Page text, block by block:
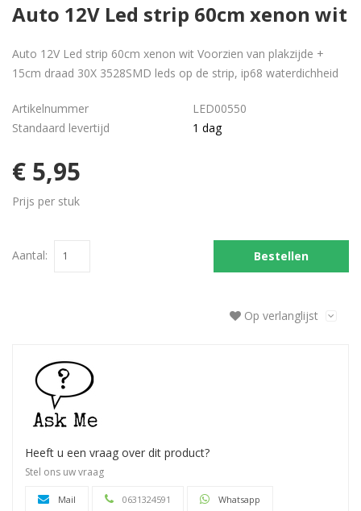
Auto 12V Led strip 60cm xenon wit
Auto 12V Led strip 60cm xenon wit Voorzien van plakzijde +
15cm draad 30X 3528SMD leds op de strip, ip68 waterdichheid
Artikelnummer
LED00550
Standaard levertijd
1 dag
€ 5,95
Prijs per stuk
Aantal: Bestellen
Op verlanglijst
Heeft u een vraag over dit product?
Stel ons uw vraag
Mail 0631324591 Whatsapp